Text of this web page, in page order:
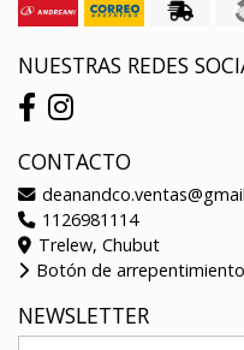
NUESTRAS REDES
CONTACTO
1126981114
Trelew, Chubut
Botón de arrepentimiento
NEWSLETTER